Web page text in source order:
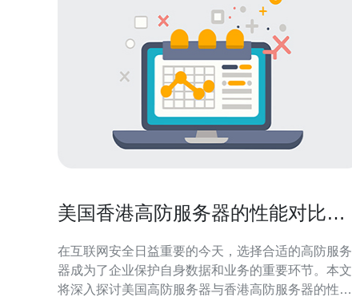
美国香港高防服务器的性能对比与
在互联网安全日益重要的今天，选择合适的高防服务
器成为了企业保护自身数据和业务的重要环节。本文
将深入探讨美国高防服务器与香港高防服务器的性能